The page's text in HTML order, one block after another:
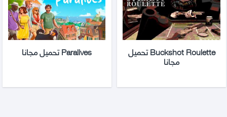
Buckshot Roulette تحميل
مجانا
Paralives تحميل مجانا